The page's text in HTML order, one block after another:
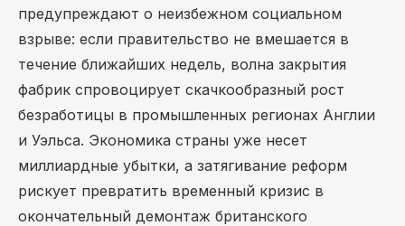
предупреждают о неизбежном социальном
взрыве: если правительство не вмешается в
течение ближайших недель, волна закрытия
фабрик спровоцирует скачкообразный рост
безработицы в промышленных регионах Англии
и Уэльса. Экономика страны уже несет
миллиардные убытки, а затягивание реформ
рискует превратить временный кризис в
окончательный демонтаж британского